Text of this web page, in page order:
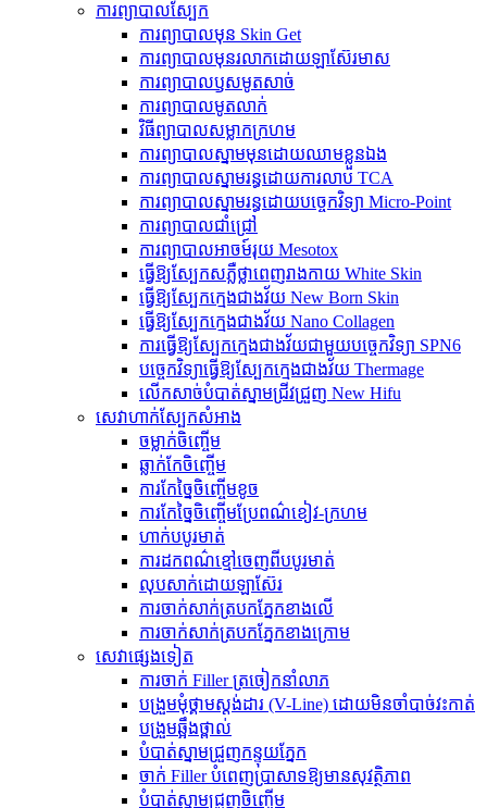
ការព្យាបាលស្បែក
ការព្យាបាលមុន Skin Get
ការព្យាបាលមុនរលាកដោយឡាស៊ែរមាស
ការព្យាបាលឫសមូតសាច់
ការព្យាបាលមូតលាក់
វិធីព្យាបាលសម្លាកក្រហម
ការ​ព្យាបាល​ស្នាម​មុន​ដោយ​ឈាម​ខ្លួន​ឯង
ការ​ព្យាបាល​ស្នាម​រន្ធ​ដោយ​ការ​លាប​ TCA
ការព្យាបាលស្នាមរន្ធដោយបច្ចេកវិទ្យា Micro-Point
ការព្យាបាលជាំជ្រៅ
ការ​ព្យាបាល​អាចម៍រុយ Mesotox
ធ្វើឱ្យស្បែកសភ្លឺថ្លា​ពេញ​រាងកាយ White Skin
ធ្វើឱ្យស្បែកក្មេងជាងវ័យ New Born Skin
ធ្វើឱ្យស្បែកក្មេងជាងវ័យ Nano Collagen
ការធ្វើឱ្យស្បែកក្មេងជាងវ័យជាមួយបច្ចេកវិទ្យា SPN6
បច្ចេកវិទ្យាធ្វើឱ្យស្បែកក្មេងជាងវ័យ Thermage
លើកសាច់បំបាត់ស្នាមជ្រីវជ្រួញ New Hifu
សេវាហាក់ស្បែកសំអាង
ចម្លាក់​ចិញ្ចើម
ឆ្លាក់​កែ​ចិញ្ចើម
ការកែច្នៃចិញ្ចើមខូច
ការកែច្នៃចិញ្ចើមប្រែពណ៌ខៀវ-ក្រហម
ហាក់បបូរមាត់
ការដកពណ៌ខ្មៅចេញពីបបូរមាត់
លុបសាក់ដោយឡាស៊ែរ
ការចាក់សាក់ត្របកភ្នែកខាងលើ
ការចាក់សាក់ត្របកភ្នែកខាងក្រោម
សេវាផ្សេងទៀត
ការចាក់ Filler ត្រចៀកនាំលាភ
បង្រួម​មុំ​ថ្គាម​ស្ដង់ដារ (V-Line) ដោយ​មិន​ចាំបាច់​វះកាត់
បង្រួមឆ្អឹងថ្ពាល់
បំបាត់ស្នាមជ្រួញកន្ទុយភ្នែក
ចាក់ Filler បំពេញប្រាសាទឱ្យមានសុវត្ថិភាព
បំបាត់ស្នាមជ្រួញចិញ្ចើម